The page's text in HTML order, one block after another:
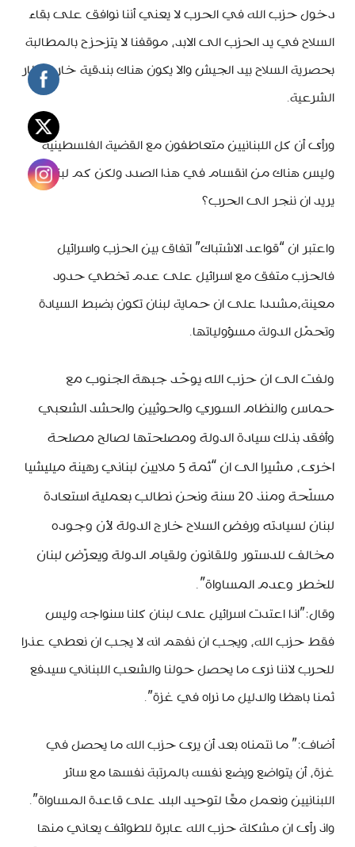
دخول حزب الله في الحرب لا يعني أننا نوافق على بقاء
السلاح في يد الحزب الى الابد، موقفنا لا يتزحزح بالمطالبة
بحصرية السلاح بيد الجيش والا يكون هناك بندقية خارج اطار
الشرعية.
ورأى أن كل اللبنانيين متعاطفون مع القضية الفلسطينية
وليس هناك من انقسام في هذا الصدد ولكن كم لبناني
يريد ان ننجر الى الحرب؟
واعتبر ان “قواعد الاشتباك” اتفاق بين الحزب واسرائيل
فالحزب متفق مع اسرائيل على عدم تخطي حدود
معينة،مشددا على ان حماية لبنان تكون بضبط السيادة
وتحمّل الدولة مسؤولياتها.
ولفت الى ان حزب الله يوحّد جبهة الجنوب مع
حماس والنظام السوري والحوثيين والحشد الشعبي
وأفقد بذلك سيادة الدولة ومصلحتها لصالح مصلحة
اخرى، مشيرا الى ان “ثمة 5 ملايين لبناني رهينة ميليشيا
مسلّحة ومنذ 20 سنة ونحن نطالب بعملية استعادة
لبنان لسيادته ورفض السلاح خارج الدولة لأن وجوده
مخالف للدستور وللقانون ولقيام الدولة ويعرّض لبنان
للخطر وعدم المساواة”.
وقال:”اذا اعتدت اسرائيل على لبنان كلنا سنواجه وليس
فقط حزب الله، ويجب ان نفهم انه لا يجب ان نعطي عذرا
للحرب لاننا نرى ما يحصل حولنا والشعب اللبناني سيدفع
ثمنا باهظا والدليل ما نراه في غزة”.
أضاف:” ما نتمناه بعد أن يرى حزب الله ما يحصل في
غزة، أن يتواضع ويضع نفسه بالمرتبة نفسها مع سائر
اللبنانيين ونعمل معًا لتوحيد البلد على قاعدة المساواة”.
واذ رأى ان مشكلة حزب الله عابرة للطوائف يعاني منها